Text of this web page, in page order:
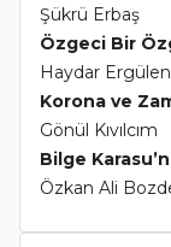
Şükrü Erbaş
Özgeci Bir
Haydar Ergülen
Korona ve
Gönül Kıvılcım
Bilge
Özkan Ali